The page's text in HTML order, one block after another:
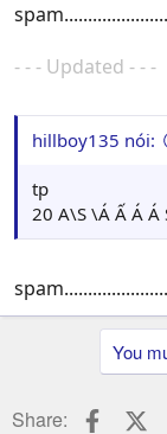
- - - Updated - - -
hillboy135 nói:
tp
20 A\S \Á Ấ Á Á
You
Share: